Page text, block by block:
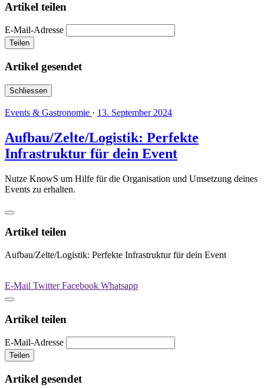
Artikel teilen
E-Mail-Adresse
Teilen
Artikel gesendet
Schliessen
Events & Gastronomie · 13. September 2024
Aufbau/Zelte/Logistik: Perfekte
Infrastruktur für dein Event
Nutze KnowS um Hilfe für die Organisation und Umsetzung deines
Events zu erhalten.
Artikel teilen
Aufbau/Zelte/Logistik: Perfekte Infrastruktur für dein Event
E-Mail TwitterFacebook Whatsapp
Artikel teilen
E-Mail-Adresse
Teilen
Artikel gesendet